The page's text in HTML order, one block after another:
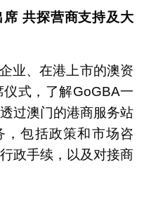
席 共探营商支持及大
业、在港上市的澳资
式，了解GoGBA一
过澳门的港商服务站
，包括政策和市场咨
政手续，以及对接商